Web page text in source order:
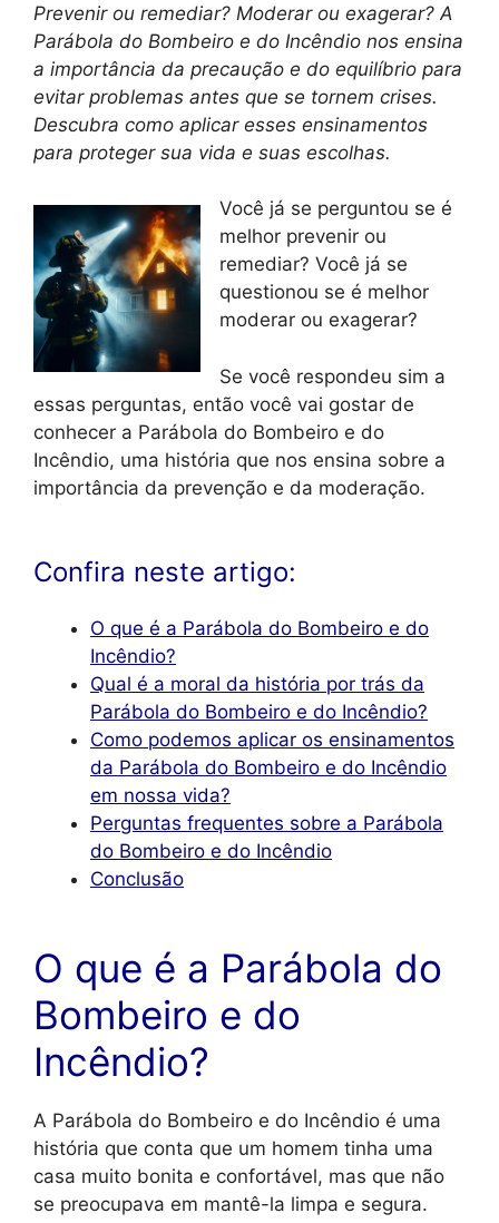
Prevenir ou remediar? Moderar ou exagerar? A
Parábola do Bombeiro e do Incêndio nos ensina
a importância da precaução e do equilíbrio para
evitar problemas antes que se tornem crises.
Descubra como aplicar esses ensinamentos
para proteger sua vida e suas escolhas.
Você já se perguntou se é
melhor prevenir ou
remediar? Você já se
questionou se é melhor
moderar ou exagerar?
Se você respondeu sim a
essas perguntas, então você vai gostar de
conhecer a Parábola do Bombeiro e do
Incêndio, uma história que nos ensina sobre a
importância da prevenção e da moderação.
Confira neste artigo:
O que é a Parábola do Bombeiro e do
Incêndio?
Qual é a moral da história por trás da
Parábola do Bombeiro e do Incêndio?
Como podemos aplicar os ensinamentos
da Parábola do Bombeiro e do Incêndio
em nossa vida?
Perguntas frequentes sobre a Parábola
do Bombeiro e do Incêndio
Conclusão
O que é a Parábola do
Bombeiro e do
Incêndio?
A Parábola do Bombeiro e do Incêndio é uma
história que conta que um homem tinha uma
casa muito bonita e confortável, mas que não
se preocupava em mantê-la limpa e segura.